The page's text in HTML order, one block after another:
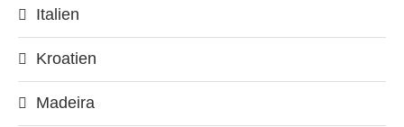
Italien
Kroatien
Madeira